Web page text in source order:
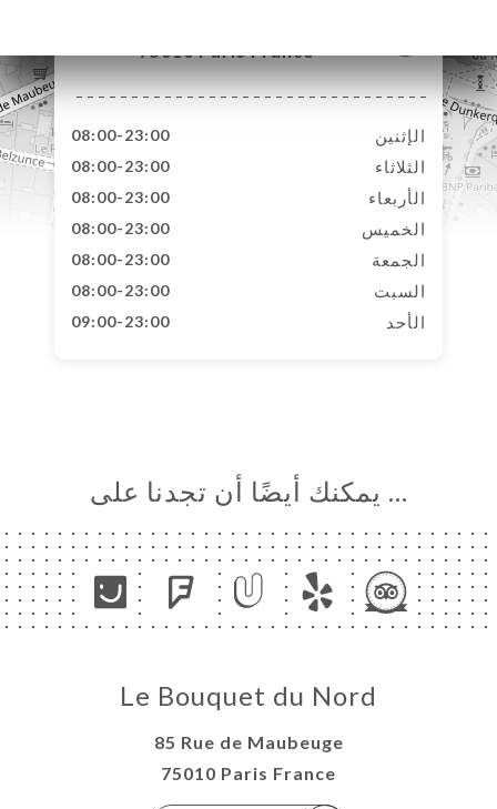
75010 Paris France
الإثنين 08:00-23:00
الثلاثاء 08:00-23:00
الأربعاء 08:00-23:00
الخميس 08:00-23:00
الجمعة 08:00-23:00
السبت 08:00-23:00
الأحد 09:00-23:00
… يمكنك أيضًا أن تجدنا على
Le Bouquet du Nord
85 Rue de Maubeuge
75010 Paris France